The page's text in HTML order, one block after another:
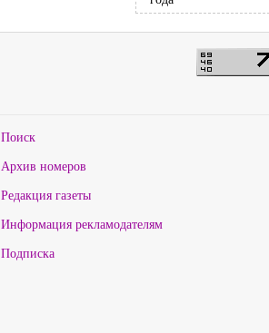
Поиск
Архив номеров
Редакция газеты
Информация рекламодателям
Подписка